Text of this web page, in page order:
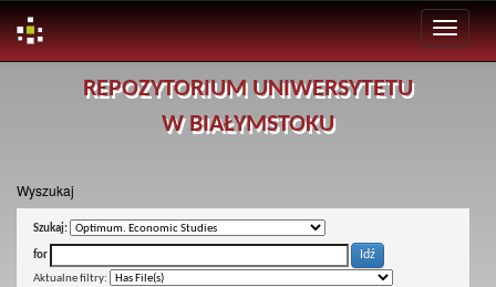
REPOZYTORIUM UNIWERSYTETU
W BIAŁYMSTOKU
Wyszukaj
Szukaj:
for
Aktualne filtry: